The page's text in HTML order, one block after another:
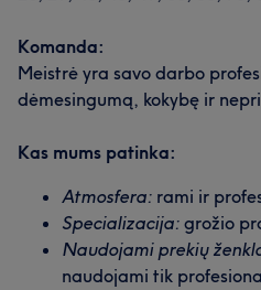
Komanda:
Meistrė yra savo darbo
dėmesingumą, kokybę ir
Kas mums patinka:
Atmosfera: rami ir
Specializacija: grožio
Naudojami prekių
naudojami tik